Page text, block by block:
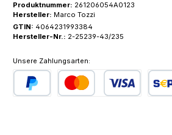
Produktnummer: 261206054A0123
Hersteller: Marco Tozzi
GTIN: 4064231993384
Hersteller-Nr.: 2-25239-43/235
Unsere Zahlungsarten: